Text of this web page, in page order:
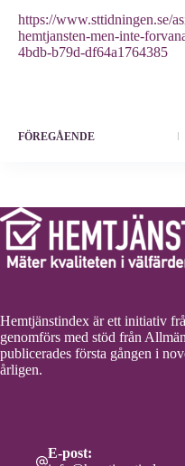
https://www.sttidningen.se/
hemtjansten-men-inte-
4bdb-b79d-df64a1764385
FÖREGÅENDE
Hemtjänstindex är ett initiativ
genomförs med stöd från
publicerades första gången i
årligen.
E-post: